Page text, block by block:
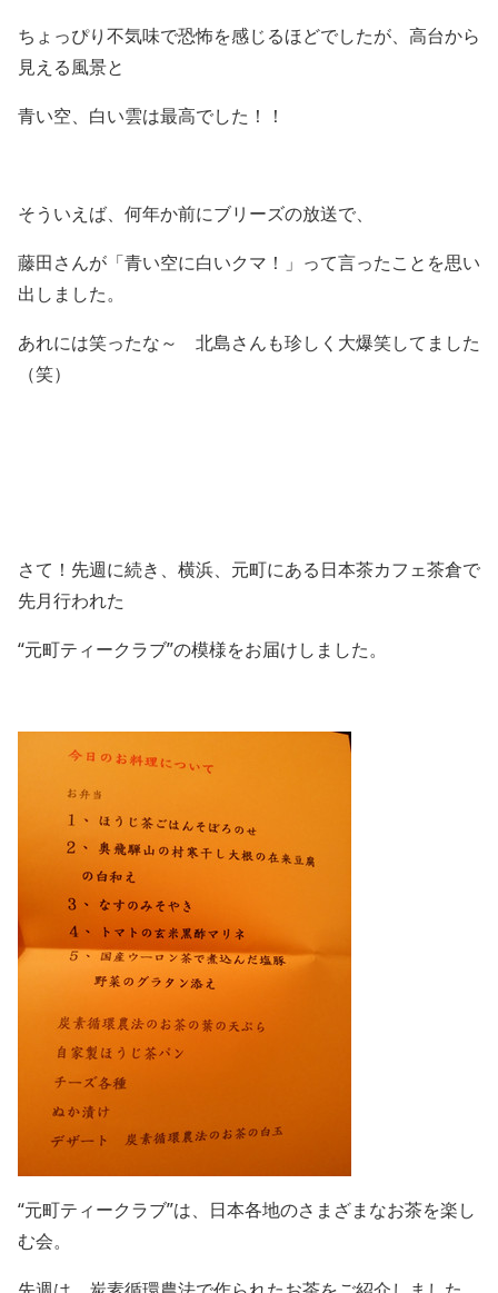
ちょっぴり不気味で恐怖を感じるほどでしたが、高台から
見える風景と
青い空、白い雲は最高でした！！
そういえば、何年か前にブリーズの放送で、
藤田さんが「青い空に白いクマ！」って言ったことを思い
出しました。
あれには笑ったな～ 北島さんも珍しく大爆笑してました
（笑）
さて！先週に続き、横浜、元町にある日本茶カフェ茶倉で
先月行われた
“元町ティークラブ”の模様をお届けしました。
“元町ティークラブ”は、日本各地のさまざまなお茶を楽し
む会。